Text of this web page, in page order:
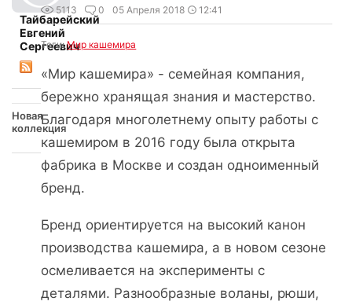
Тайбарейский
Евгений
Сергеевич
Новая
коллекция
5113 0 05 Апреля 2018 12:41
Теги:Мир кашемира
«Мир кашемира» - семейная компания,
бережно хранящая знания и мастерство.
Благодаря многолетнему опыту работы с
кашемиром в 2016 году была открыта
фабрика в Москве и создан одноименный
бренд.
Бренд ориентируется на высокий канон
производства кашемира, а в новом сезоне
осмеливается на эксперименты с
деталями. Разнообразные воланы, рюши,